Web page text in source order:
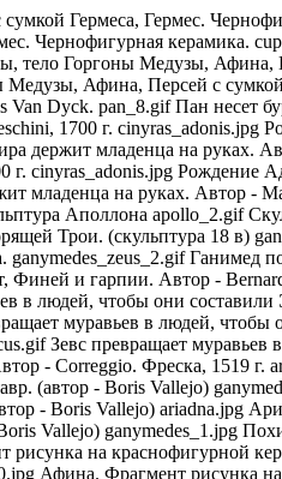
Битва Геракла с кентаврами. Краснофигурная керамика. venus_roke.jpg "Венера перед зеркалом". Автор - Diego Velazquez tithonus.jpg Эос, пытающаяся удержать Титона. Краснофигурная керамика. pygmalion_galatea_07.jpg Пигмалион и Афродита, оживившая Галатею. Автор - Francois Boucher. hephaestus_athena.jpg Гефест выковавший доспехи для Афины. Краснофигурная керамика. hephaestus_athena.jpg Гефест выковавший доспехи для Афины. Краснофигурная керамика. hephaestus_athena.jpg Гефест выковавший доспехи для Афины. Краснофигурная керамика. priapus.jpg Приап. Фреска Помпеи, 1 в. helen.gif Похищение Елены. Автор - Luca Giordano. helen.gif Похищение Елены. Автор - Luca Giordano. helen.gif Похищение Елены. Автор - Luca Giordano. endymion.jpg Эндимион и Селена, выходящая из колесницы. Между ними - Эрот, в правом верхнем углу - Зевс. Барельеф. endymion.jpg Эндимион и Селена, выходящая из колесницы. Между ними - Эрот, в правом верхнем углу - Зевс. Барельеф. daphne_1.jpg Аполлон и Дафна. Автор - Giovanni Biliverti. endymion.jpg Эндимион и Селена, выходящая из колесницы. Между ними - Эрот, в правом верхнем углу - Зевс. Барельеф. endymion.jpg Эндимион и Селена, выходящая из колесницы. Между ними - Эрот, в правом верхнем углу - Зевс. Барельеф. agamemnon.gif Ссора между Ахиллесом и Агамемноном. (автор - Peter Paul Rubens) heracles_feat_4.gif Подвиги Геракла: битва с великаном Герионом, яблоки Гесперид, битва с кентаврами. Рисунок барельефа. agamemnon.gif Ссора между Ахиллесом и Агамемноном. (автор - Peter Paul Rubens) heracles_feat_4.gif Подвиги Геракла: битва с великаном Герионом,